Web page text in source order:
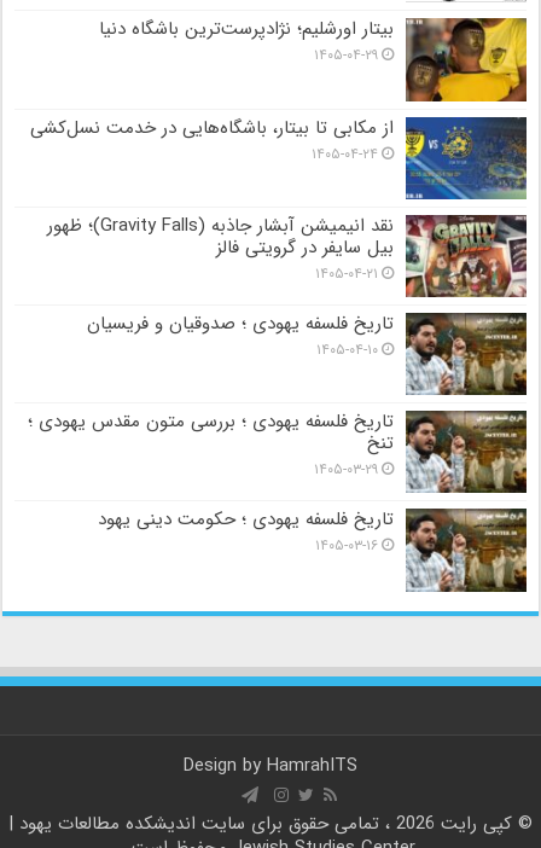
بیتار اورشلیم؛ نژادپرست‌ترین باشگاه دنیا
۱۴۰۵-۰۴-۲۹
از مکابی تا بیتار، باشگاه‌هایی در خدمت نسل‌کشی
۱۴۰۵-۰۴-۲۴
نقد انیمیشن آبشار جاذبه (Gravity Falls)؛ ظهور
بیل سایفر در گرویتی فالز
۱۴۰۵-۰۴-۲۱
تاریخ فلسفه یهودی ؛ صدوقیان و فریسیان
۱۴۰۵-۰۴-۱۰
تاریخ فلسفه یهودی ؛ بررسی متون مقدس یهودی ؛
تنخ
۱۴۰۵-۰۳-۲۹
تاریخ فلسفه یهودی ؛ حکومت دینی یهود
۱۴۰۵-۰۳-۱۶
Design by HamrahITS
© کپی رایت 2026 ، تمامی حقوق برای سایت
اندیشکده مطالعات یهود |